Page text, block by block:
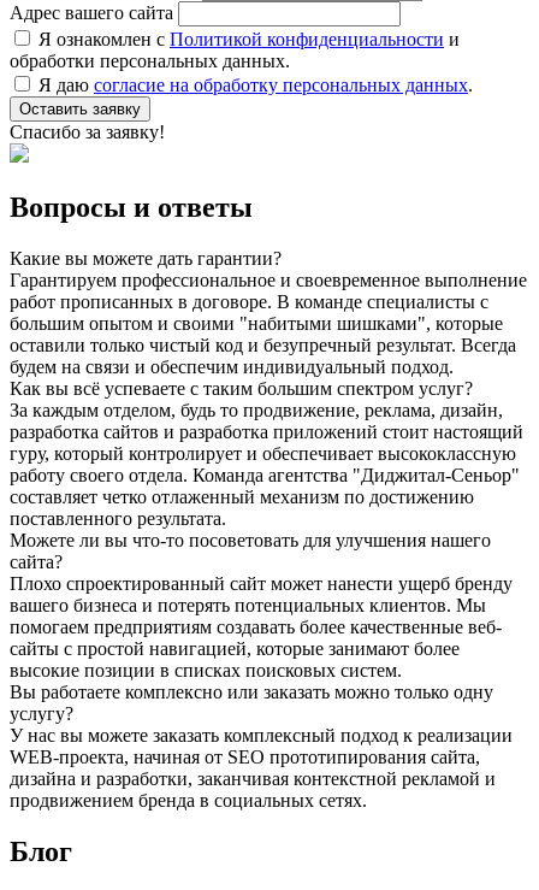
Адрес вашего сайта
Я ознакомлен с Политикой конфиденциальности и
обработки персональных данных.
Я даю согласие на обработку персональных данных.
Оставить заявку
Спасибо за заявку!
Вопросы и ответы
Какие вы можете дать гарантии?
Гарантируем профессиональное и своевременное выполнение
работ прописанных в договоре. В команде специалисты с
большим опытом и своими "набитыми шишками", которые
оставили только чистый код и безупречный результат. Всегда
будем на связи и обеспечим индивидуальный подход.
Как вы всё успеваете с таким большим спектром услуг?
За каждым отделом, будь то продвижение, реклама, дизайн,
разработка сайтов и разработка приложений стоит настоящий
гуру, который контролирует и обеспечивает высококлассную
работу своего отдела. Команда агентства "Диджитал-Сеньор"
составляет четко отлаженный механизм по достижению
поставленного результата.
Можете ли вы что-то посоветовать для улучшения нашего
сайта?
Плохо спроектированный сайт может нанести ущерб бренду
вашего бизнеса и потерять потенциальных клиентов. Мы
помогаем предприятиям создавать более качественные веб-
сайты с простой навигацией, которые занимают более
высокие позиции в списках поисковых систем.
Вы работаете комплексно или заказать можно только одну
услугу?
У нас вы можете заказать комплексный подход к реализации
WEB-проекта, начиная от SEO прототипирования сайта,
дизайна и разработки, заканчивая контекстной рекламой и
продвижением бренда в социальных сетях.
Блог